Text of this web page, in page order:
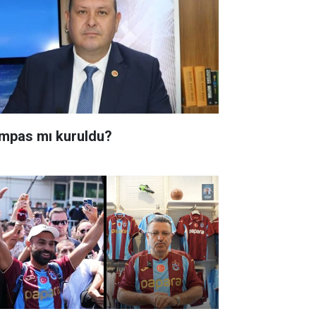
mı kuruldu?